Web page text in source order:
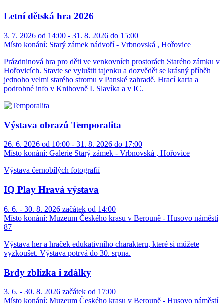
Letní dětská hra 2026
3. 7. 2026 od 14:00 - 31. 8. 2026 do 15:00
Místo konání: Starý zámek nádvoří - Vrbnovská , Hořovice
Prázdninová hra pro děti ve venkovních prostorách Starého zámku v
Hořovicích. Stavte se vyluštit tajenku a dozvědět se krásný příběh
jednoho velmi starého stromu v Panské zahradě. Hrací karta a
podrobné info v Knihovně I. Slavíka a v IC.
Výstava obrazů Temporalita
26. 6. 2026 od 10:00 - 31. 8. 2026 do 17:00
Místo konání: Galerie Starý zámek - Vrbnovská , Hořovice
Výstava černobílých fotografií
IQ Play Hravá výstava
6. 6. - 30. 8. 2026 začátek od 14:00
Místo konání: Muzeum Českého krasu v Berouně - Husovo náměstí
87
Výstava her a hraček edukativního charakteru, které si můžete
vyzkoušet. Výstava potrvá do 30. srpna.
Brdy zblízka i zdálky
3. 6. - 30. 8. 2026 začátek od 17:00
Místo konání: Muzeum Českého krasu v Berouně - Husovo náměstí